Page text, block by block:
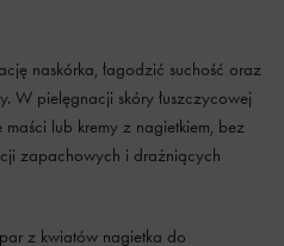
naskórka, łagodzić suchość oraz
W pielęgnacji skóry łuszczycowej
lub kremy z nagietkiem, bez
zapachowych i drażniących
z kwiatów nagietka do